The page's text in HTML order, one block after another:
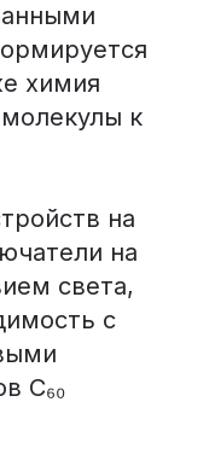
химия
к
на
на
света,
с
C₆₀